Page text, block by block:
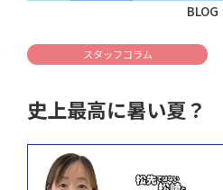
BLOG
スタッフコラム
史上最高に暑い夏？